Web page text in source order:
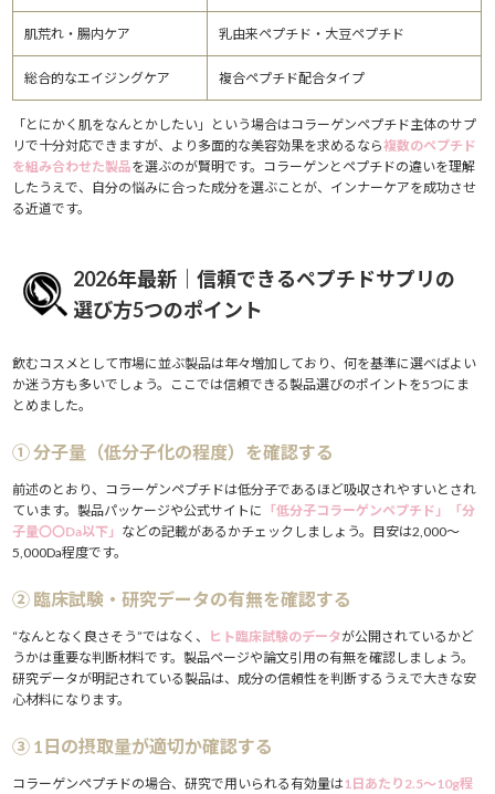
肌荒れ・腸内ケア 乳由来ペプチド・大豆ペプチド
総合的なエイジングケア 複合ペプチド配合タイプ
「とにかく肌をなんとかしたい」という場合はコラーゲンペプチド主体のサプ
リで十分対応できますが、より多面的な美容効果を求めるなら複数のペプチド
を組み合わせた製品を選ぶのが賢明です。コラーゲンとペプチドの違いを理解
したうえで、自分の悩みに合った成分を選ぶことが、インナーケアを成功させ
る近道です。
2026年最新｜信頼できるペプチドサプリの
選び方5つのポイント
飲むコスメとして市場に並ぶ製品は年々増加しており、何を基準に選べばよい
か迷う方も多いでしょう。ここでは信頼できる製品選びのポイントを5つにま
とめました。
① 分子量（低分子化の程度）を確認する
前述のとおり、コラーゲンペプチドは低分子であるほど吸収されやすいとされ
ています。製品パッケージや公式サイトに 「低分子コラーゲンペプチド」「分
子量〇〇Da以下」 などの記載があるかチェックしましょう。目安は2,000〜
5,000Da程度です。
② 臨床試験・研究データの有無を確認する
“なんとなく良さそう”ではなく、 ヒト臨床試験のデータが公開されているかど
うかは重要な判断材料です。製品ページや論文引用の有無を確認しましょう。
研究データが明記されている製品は、成分の信頼性を判断するうえで大きな安
心材料になります。
③ 1日の摂取量が適切か確認する
コラーゲンペプチドの場合、研究で用いられる有効量は1日あたり2.5〜10g程